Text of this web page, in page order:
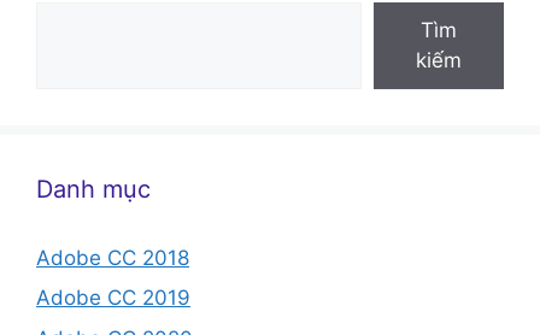
Tìm
kiếm
Danh mục
Adobe CC 2018
Adobe CC 2019